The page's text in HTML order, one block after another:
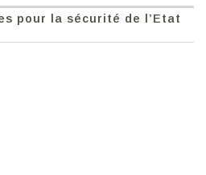
pour la sécurité de l’Etat